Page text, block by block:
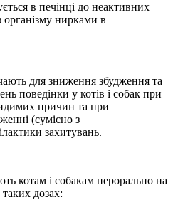
в печінці до неактивних
організму нирками в
для зниження збудження та
поведінки у котів і собак при
причин та при
(сумісно з
захитувань.
котам і собакам перорально на
дозах: